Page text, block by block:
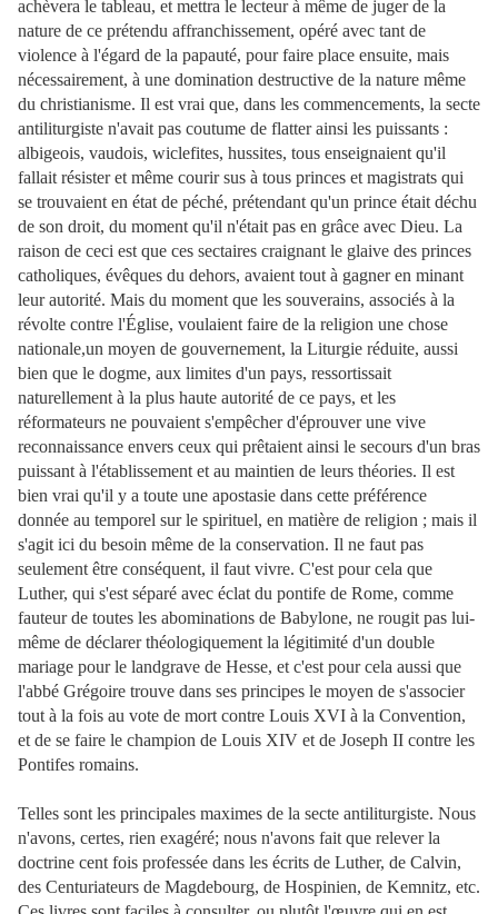
achèvera le tableau, et mettra le lecteur à même de juger de la
nature de ce prétendu affranchissement, opéré avec tant de
violence à l'égard de la papauté, pour faire place ensuite, mais
nécessairement, à une domination destructive de la nature même
du christianisme. Il est vrai que, dans les commencements, la secte
antiliturgiste n'avait pas coutume de flatter ainsi les puissants :
albigeois, vaudois, wiclefites, hussites, tous enseignaient qu'il
fallait résister et même courir sus à tous princes et magistrats qui
se trouvaient en état de péché, prétendant qu'un prince était déchu
de son droit, du moment qu'il n'était pas en grâce avec Dieu. La
raison de ceci est que ces sectaires craignant le glaive des princes
catholiques, évêques du dehors, avaient tout à gagner en minant
leur autorité. Mais du moment que les souverains, associés à la
révolte contre l'Église, voulaient faire de la religion une chose
nationale,un moyen de gouvernement, la Liturgie réduite, aussi
bien que le dogme, aux limites d'un pays, ressortissait
naturellement à la plus haute autorité de ce pays, et les
réformateurs ne pouvaient s'empêcher d'éprouver une vive
reconnaissance envers ceux qui prêtaient ainsi le secours d'un bras
puissant à l'établissement et au maintien de leurs théories. Il est
bien vrai qu'il y a toute une apostasie dans cette préférence
donnée au temporel sur le spirituel, en matière de religion ; mais il
s'agit ici du besoin même de la conservation. Il ne faut pas
seulement être conséquent, il faut vivre. C'est pour cela que
Luther, qui s'est séparé avec éclat du pontife de Rome, comme
fauteur de toutes les abominations de Babylone, ne rougit pas lui-
même de déclarer théologiquement la légitimité d'un double
mariage pour le landgrave de Hesse, et c'est pour cela aussi que
l'abbé Grégoire trouve dans ses principes le moyen de s'associer
tout à la fois au vote de mort contre Louis XVI à la Convention,
et de se faire le champion de Louis XIV et de Joseph II contre les
Pontifes romains.
Telles sont les principales maximes de la secte antiliturgiste. Nous
n'avons, certes, rien exagéré; nous n'avons fait que relever la
doctrine cent fois professée dans les écrits de Luther, de Calvin,
des Centuriateurs de Magdebourg, de Hospinien, de Kemnitz, etc.